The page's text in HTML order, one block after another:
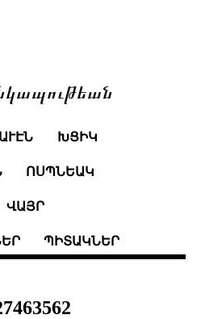
ԽՑԻԿ
ՈՍՊՆԵԱԿ
ՎԱՅՐ
ՊԻՏԱԿՆԵՐ